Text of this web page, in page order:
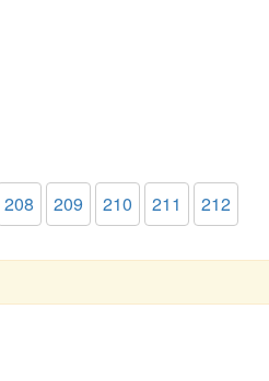
208 209 210 211 212